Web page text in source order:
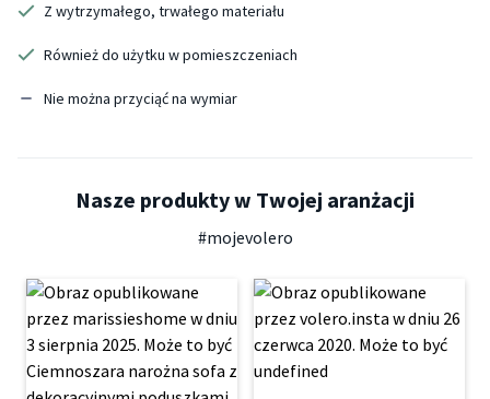
Z wytrzymałego, trwałego materiału
Również do użytku w pomieszczeniach
Nie można przyciąć na wymiar
Nasze produkty w Twojej aranżacji
#mojevolero